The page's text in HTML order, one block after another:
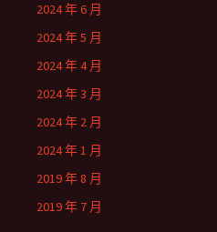
2024 年 6 月
2024 年 5 月
2024 年 4 月
2024 年 3 月
2024 年 2 月
2024 年 1 月
2019 年 8 月
2019 年 7 月